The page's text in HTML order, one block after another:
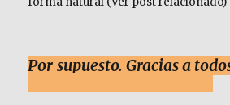
Por supuesto. Gracias